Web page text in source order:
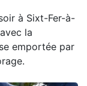
à Sixt-Fer-à-
la
emportée par